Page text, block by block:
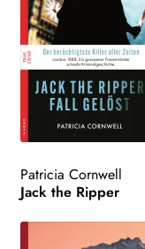
Patricia Cornwell
Jack the Ripper